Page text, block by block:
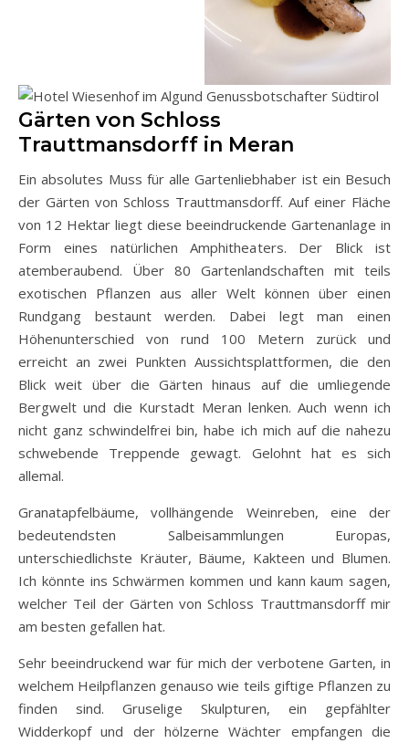
Gärten von Schloss
Trauttmansdorff in Meran
Ein absolutes Muss für alle Gartenliebhaber ist ein Besuch
der Gärten von Schloss Trauttmansdorff. Auf einer Fläche
von 12 Hektar liegt diese beeindruckende Gartenanlage in
Form eines natürlichen Amphitheaters. Der Blick ist
atemberaubend. Über 80 Gartenlandschaften mit teils
exotischen Pflanzen aus aller Welt können über einen
Rundgang bestaunt werden. Dabei legt man einen
Höhenunterschied von rund 100 Metern zurück und
erreicht an zwei Punkten Aussichtsplattformen, die den
Blick weit über die Gärten hinaus auf die umliegende
Bergwelt und die Kurstadt Meran lenken. Auch wenn ich
nicht ganz schwindelfrei bin, habe ich mich auf die nahezu
schwebende Treppende gewagt. Gelohnt hat es sich
allemal.
Granatapfelbäume, vollhängende Weinreben, eine der
bedeutendsten Salbeisammlungen Europas,
unterschiedlichste Kräuter, Bäume, Kakteen und Blumen.
Ich könnte ins Schwärmen kommen und kann kaum sagen,
welcher Teil der Gärten von Schloss Trauttmansdorff mir
am besten gefallen hat.
Sehr beeindruckend war für mich der verbotene Garten, in
welchem Heilpflanzen genauso wie teils giftige Pflanzen zu
finden sind. Gruselige Skulpturen, ein gepfählter
Widderkopf und der hölzerne Wächter empfangen die